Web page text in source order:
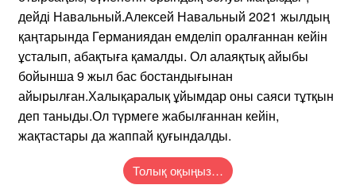
дейді Навальный.Алексей Навальный 2021 жылдың
қаңтарында Германиядан емделіп оралғаннан кейін
ұсталып, абақтыға қамалды. Ол алаяқтық айыбы
бойынша 9 жыл бас бостандығынан
айырылған.Халықаралық ұйымдар оны саяси тұтқын
деп таныды.Ол түрмеге жабылғаннан кейін,
жақтастары да жаппай қуғындалды.
Толық оқыңыз…